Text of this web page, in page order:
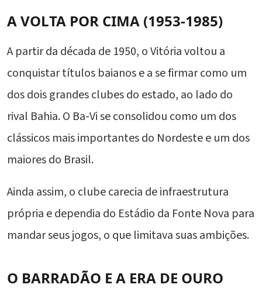
A VOLTA POR CIMA (1953-1985)
A partir da década de 1950, o Vitória voltou a
conquistar títulos baianos e a se firmar como um
dos dois grandes clubes do estado, ao lado do
rival Bahia. O Ba-Vi se consolidou como um dos
clássicos mais importantes do Nordeste e um dos
maiores do Brasil.
Ainda assim, o clube carecia de infraestrutura
própria e dependia do Estádio da Fonte Nova para
mandar seus jogos, o que limitava suas ambições.
O BARRADÃO E A ERA DE OURO